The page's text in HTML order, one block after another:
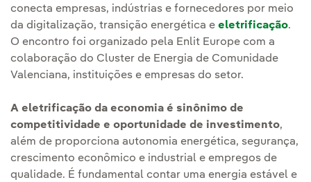
conecta empresas, indústrias e fornecedores por meio
da digitalização, transição energética e eletrificação.
O encontro foi organizado pela Enlit Europe com a
colaboração do Cluster de Energia de Comunidade
Valenciana, instituições e empresas do setor.
A eletrificação da economia é sinônimo de
competitividade e oportunidade de investimento,
além de proporciona autonomia energética, segurança,
crescimento econômico e industrial e empregos de
qualidade. É fundamental contar uma energia estável e